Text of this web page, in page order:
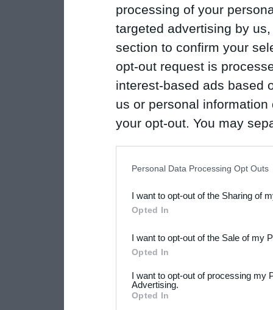
processing of your
targeted advertising by
section to confirm your
opt-out request is
interest-based ads based
us or personal
your opt-out. You may
Downstream Participants
third parties.
Please note that this
not limited to your visit or
Personal Data Processing Opt Outs
I want to opt-out of the Sharing of
Opted In
I want to opt-out of the Sale of my
Opted In
I want to opt-out of processing my
Advertising.
Opted In